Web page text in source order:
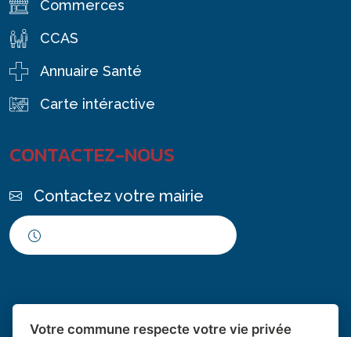
Commerces
CCAS
Annuaire Santé
Carte intéractive
CONTACTEZ-NOUS
Contactez votre mairie
Votre commune respecte votre vie privée